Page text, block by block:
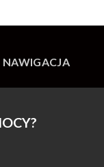
NAWIGACJA